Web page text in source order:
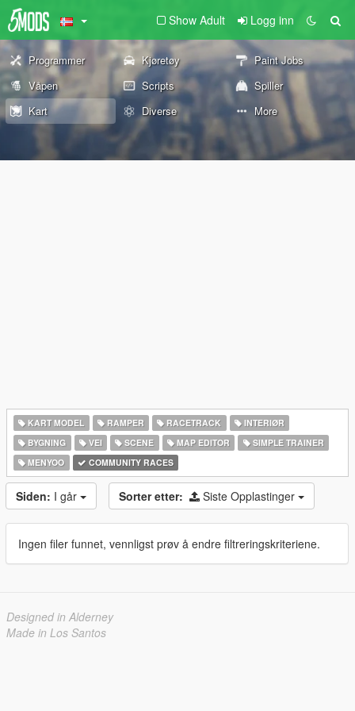
Show Adult Logg inn
Programmer Kjøretøy
Paint Jobs
Våpen
Scripts
Spiller
Kart
Diverse More
KART MODEL RAMPER RACETRACK
INTERIØR
BYGNING
VEI SCENE MAP EDITOR
SIMPLE TRAINER
MENYOO
COMMUNITY RACES
Siden: I går Sorter etter: Siste Opplastinger
Ingen filer funnet, vennligst prøv å endre filtreringskriteriene.
Designed in Alderney
Made in Los Santos